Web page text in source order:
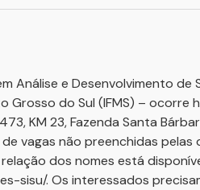
Análise e Desenvolvimento de
do Sul (IFMS) – ocorre
KM 23, Fazenda Santa
vagas não preenchidas pelas
dos nomes está
sisu/. Os interessados